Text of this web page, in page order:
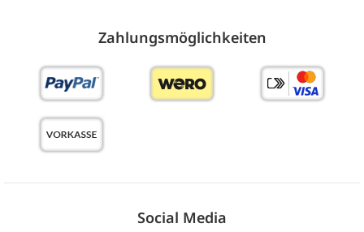
Zahlungs­möglich­keiten
Social Media